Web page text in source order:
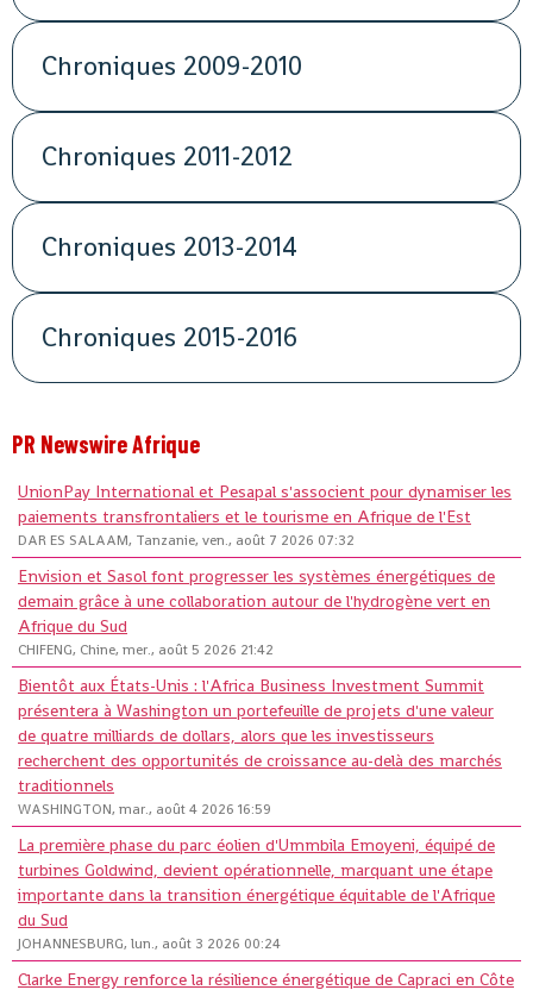
Chroniques 2009-2010
Chroniques 2011-2012
Chroniques 2013-2014
Chroniques 2015-2016
PR Newswire Afrique
UnionPay International et Pesapal s'associent pour dynamiser les
paiements transfrontaliers et le tourisme en Afrique de l'Est
DAR ES SALAAM, Tanzanie, ven., août 7 2026 07:32
Envision et Sasol font progresser les systèmes énergétiques de
demain grâce à une collaboration autour de l'hydrogène vert en
Afrique du Sud
CHIFENG, Chine, mer., août 5 2026 21:42
Bientôt aux États-Unis : l'Africa Business Investment Summit
présentera à Washington un portefeuille de projets d'une valeur
de quatre milliards de dollars, alors que les investisseurs
recherchent des opportunités de croissance au-delà des marchés
traditionnels
WASHINGTON, mar., août 4 2026 16:59
La première phase du parc éolien d'Ummbila Emoyeni, équipé de
turbines Goldwind, devient opérationnelle, marquant une étape
importante dans la transition énergétique équitable de l'Afrique
du Sud
JOHANNESBURG, lun., août 3 2026 00:24
Clarke Energy renforce la résilience énergétique de Capraci en Côte